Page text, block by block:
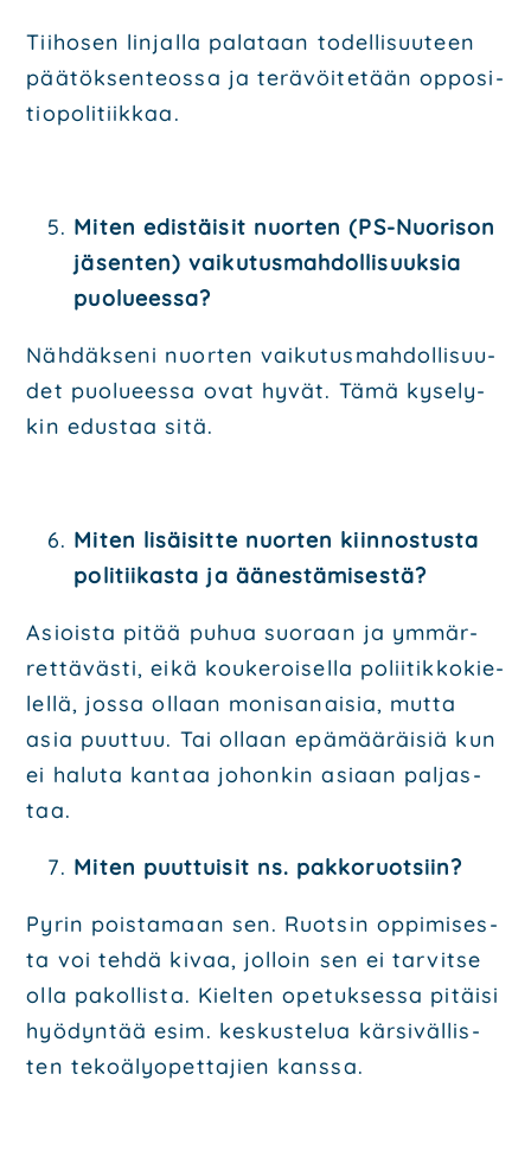
Tii­ho­sen lin­jal­la pala­taan todel­li­suu­teen
pää­tök­sen­teos­sa ja terä­vöi­te­tään oppo­si­
tio­po­li­tiik­kaa.
Miten edis­täi­sit nuor­ten (PS-Nuo­ri­son
jäsen­ten) vai­ku­tus­mah­dol­li­suuk­sia
puo­lu­ees­sa?
Näh­däk­se­ni nuor­ten vai­ku­tus­mah­dol­li­suu­
det puo­lu­ees­sa ovat hyvät. Tämä kyse­ly­
kin edus­taa sitä.
Miten lisäi­sit­te nuor­ten kiin­nos­tus­ta
poli­tii­kas­ta ja äänes­tä­mi­ses­tä?
Asiois­ta pitää puhua suo­raan ja ymmär­
ret­tä­väs­ti, eikä kou­ke­roi­sel­la polii­tik­ko­kie­
lel­lä, jos­sa ollaan moni­sa­nai­sia, mut­ta
asia puut­tuu. Tai ollaan epä­mää­räi­siä kun
ei halu­ta kan­taa johon­kin asi­aan pal­jas­
taa.
Miten puut­tui­sit ns. pak­ko­ruot­siin?
Pyrin pois­ta­maan sen. Ruot­sin oppi­mi­ses­
ta voi teh­dä kivaa, jol­loin sen ei tar­vit­se
olla pakol­lis­ta. Kiel­ten ope­tuk­ses­sa pitäi­si
hyö­dyn­tää esim. kes­kus­te­lua kär­si­väl­lis­
ten teko­ä­ly­opet­ta­jien kans­sa.